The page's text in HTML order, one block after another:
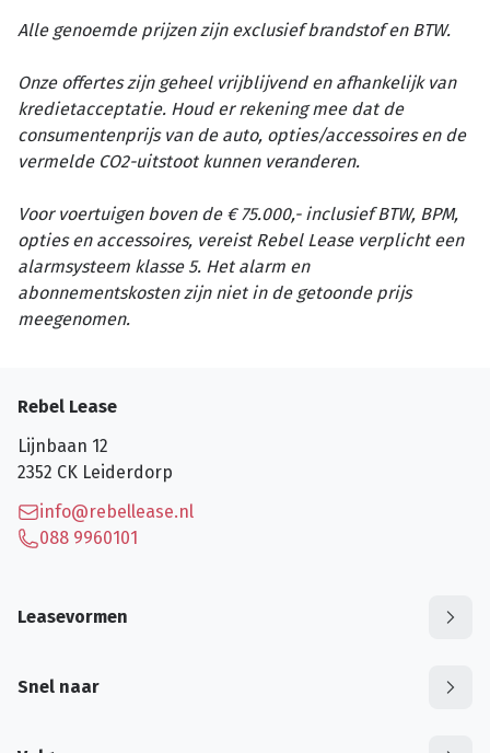
Alle genoemde prijzen zijn exclusief brandstof en BTW.
Onze offertes zijn geheel vrijblijvend en afhankelijk van
kredietacceptatie. Houd er rekening mee dat de
consumentenprijs van de auto, opties/accessoires en de
vermelde CO2-uitstoot kunnen veranderen.
Voor voertuigen boven de € 75.000,- inclusief BTW, BPM,
opties en accessoires, vereist Rebel Lease verplicht een
alarmsysteem klasse 5. Het alarm en
abonnementskosten zijn niet in de getoonde prijs
meegenomen.
Rebel Lease
Lijnbaan 12
2352 CK Leiderdorp
info@rebellease.nl
088 9960101
Leasevormen
Snel naar